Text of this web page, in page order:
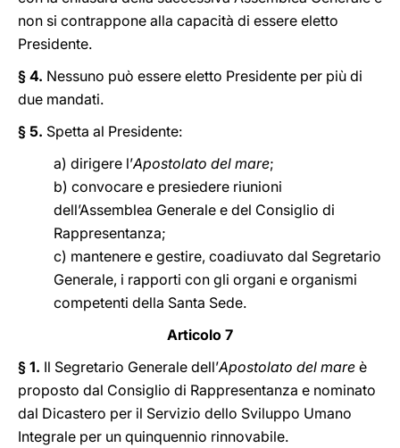
non si contrappone alla capacità di essere eletto
Presidente.
§ 4. Nessuno può essere eletto Presidente per più di
due mandati.
§ 5. Spetta al Presidente:
a) dirigere l’Apostolato del mare;
b) convocare e presiedere riunioni
dell’Assemblea Generale e del Consiglio di
Rappresentanza;
c) mantenere e gestire, coadiuvato dal Segretario
Generale, i rapporti con gli organi e organismi
competenti della Santa Sede.
Articolo 7
§ 1. Il Segretario Generale dell’Apostolato del mare è
proposto dal Consiglio di Rappresentanza e nominato
dal Dicastero per il Servizio dello Sviluppo Umano
Integrale per un quinquennio rinnovabile.